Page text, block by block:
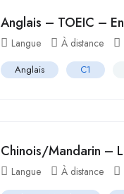
Anglais – TOEIC –
Langue À distance
Anglais C1
Chinois/Mandarin –
Langue À distance